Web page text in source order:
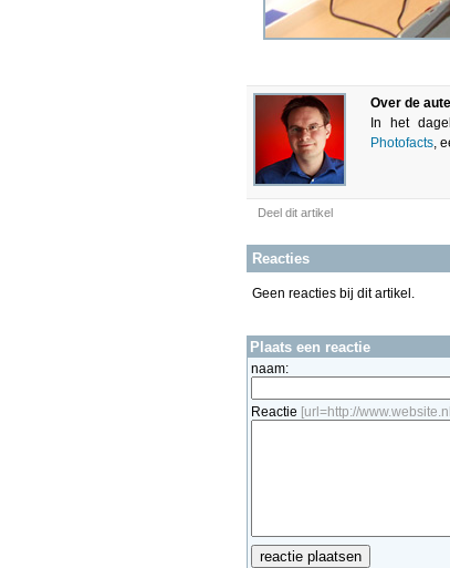
Over de
In het
Photofacts,
Deel dit artikel
Reacties
Geen reacties bij dit artikel.
Plaats een reactie
naam:
Reactie [url=http://